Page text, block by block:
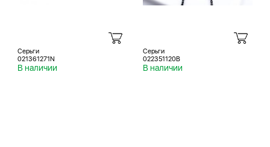
Серьги
021361271N
В наличии
Серьги
022351120B
В наличии